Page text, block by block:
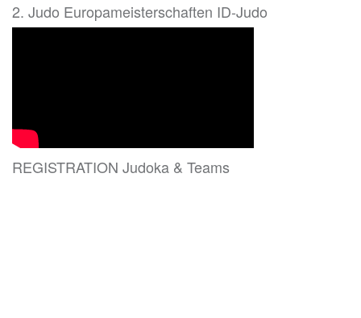
2. Judo Europameisterschaften ID-Judo
REGISTRATION Judoka & Teams